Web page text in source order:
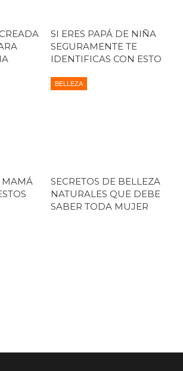
SI ERES PAPÁ DE NIÑA
SEGURAMENTE TE
IDENTIFICAS CON ESTO
MAMÁ
BELLEZA
SECRETOS DE BELLEZA
NATURALES QUE DEBE
SABER TODA MUJER